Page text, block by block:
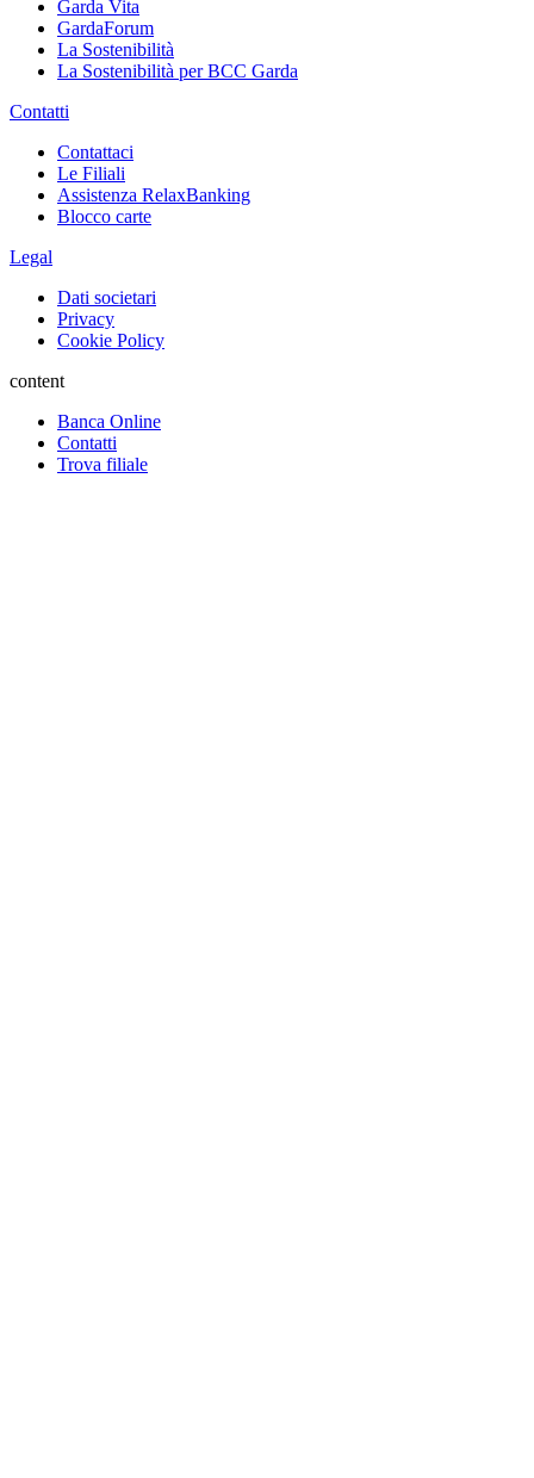
Garda Vita
GardaForum
La Sostenibilità
La Sostenibilità per BCC Garda
Contatti
Contattaci
Le Filiali
Assistenza RelaxBanking
Blocco carte
Legal
Dati societari
Privacy
Cookie Policy
content
Banca Online
Contatti
Trova filiale